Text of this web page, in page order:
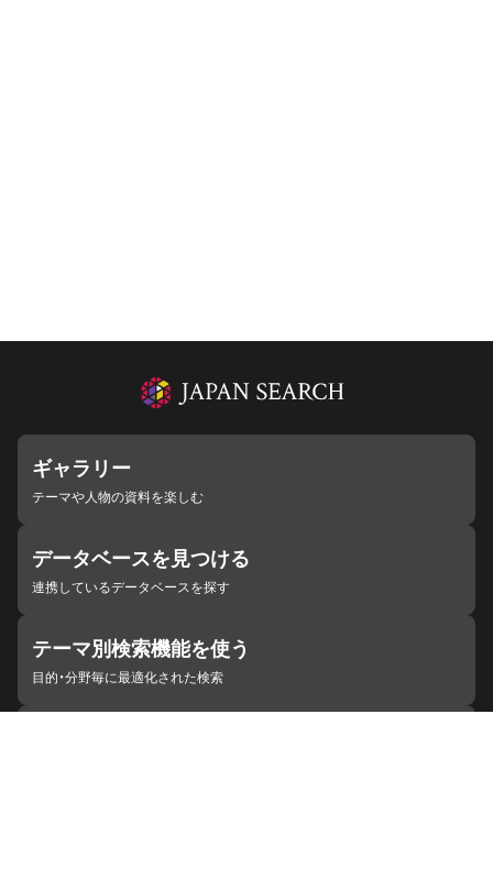
ギャラリー
テーマや人物の資料を楽しむ
データベースを見つける
連携しているデータベースを探す
テーマ別検索機能を使う
目的・分野毎に最適化された検索